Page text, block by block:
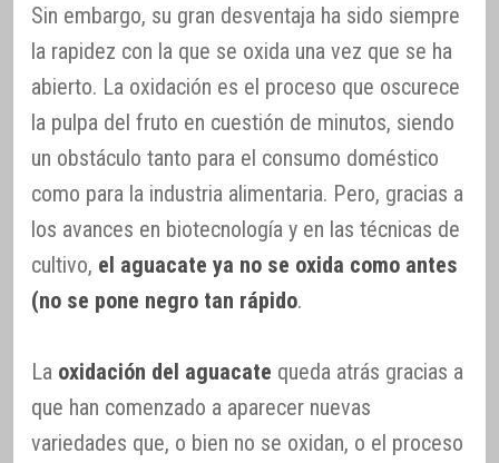
Sin embargo, su gran desventaja ha sido siempre
la rapidez con la que se oxida una vez que se ha
abierto. La oxidación es el proceso que oscurece
la pulpa del fruto en cuestión de minutos, siendo
un obstáculo tanto para el consumo doméstico
como para la industria alimentaria. Pero, gracias a
los avances en biotecnología y en las técnicas de
cultivo, el aguacate ya no se oxida como antes
(no se pone negro tan rápido.
La oxidación del aguacate queda atrás gracias a
que han comenzado a aparecer nuevas
variedades que, o bien no se oxidan, o el proceso